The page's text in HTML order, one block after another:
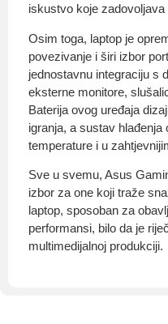
iskustvo koje
Osim toga, laptop je
povezivanje i širi izbor
jednostavnu integraciju s
eksterne monitore,
Baterija ovog uređaja
igranja, a sustav
temperature i u
Sve u svemu, Asus
izbor za one koji traže
laptop, sposoban za
performansi, bilo da je
multimedijalnoj produkciji.